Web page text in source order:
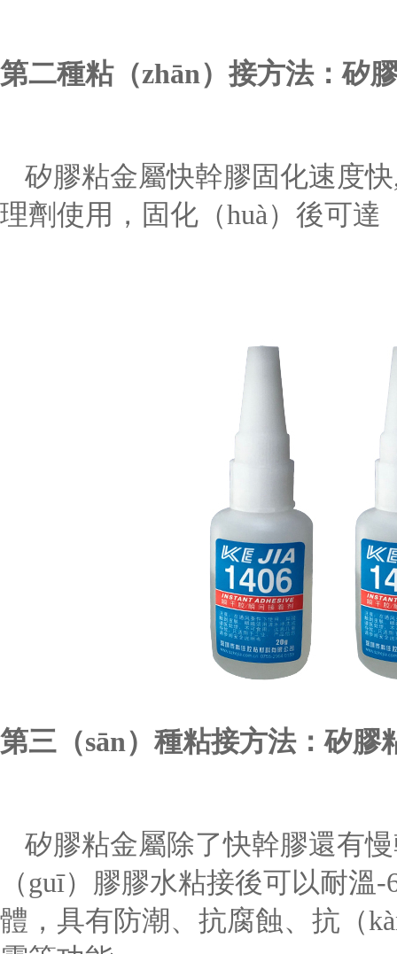
第二種粘（zhān）接方法：矽
矽膠粘金屬快幹膠固化速度快
理劑使用，固化（huà）後可達
第三（sān）種粘接方法：矽膠
矽膠粘金屬除了快幹膠還有
（guī）膠膠水粘接後可以耐溫-
體，具有防潮、抗腐蝕、抗（